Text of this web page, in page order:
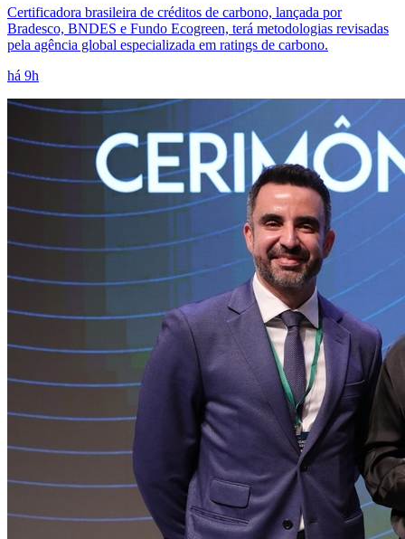
Libertadores
Sul-Americana
Copa América
Champions League
Bundesliga
Times - Ir direto
Certificadora brasileira de créditos de carbono, lançada por
Bradesco, BNDES e Fundo Ecogreen, terá metodologias revisadas
pela agência global especializada em ratings de carbono.
há 9h